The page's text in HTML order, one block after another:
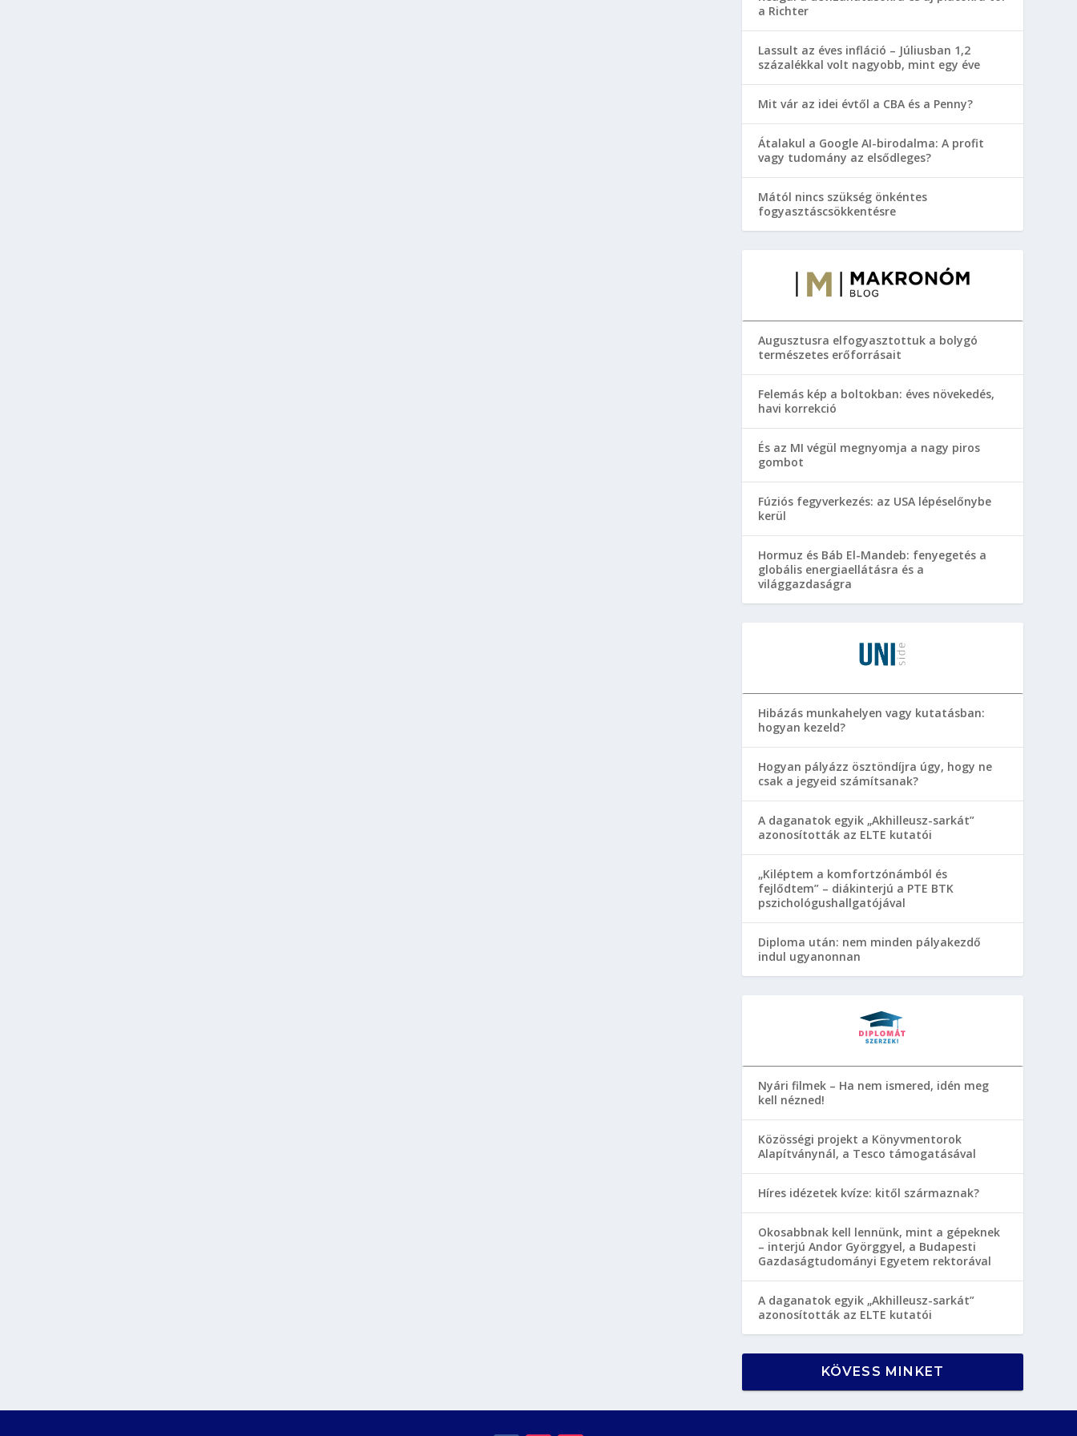
a Richter
Lassult az éves infláció – Júliusban 1,2
százalékkal volt nagyobb, mint egy éve
Mit vár az idei évtől a CBA és a Penny?
Átalakul a Google AI-birodalma: A profit
vagy tudomány az elsődleges?
Mától nincs szükség önkéntes
fogyasztáscsökkentésre
Augusztusra elfogyasztottuk a bolygó
természetes erőforrásait
Felemás kép a boltokban: éves növekedés,
havi korrekció
És az MI végül megnyomja a nagy piros
gombot
Fúziós fegyverkezés: az USA lépéselőnybe
kerül
Hormuz és Báb El-Mandeb: fenyegetés a
globális energiaellátásra és a
világgazdaságra
Hibázás munkahelyen vagy kutatásban:
hogyan kezeld?
Hogyan pályázz ösztöndíjra úgy, hogy ne
csak a jegyeid számítsanak?
A daganatok egyik „Akhilleusz-sarkát”
azonosították az ELTE kutatói
„Kiléptem a komfortzónámból és
fejlődtem” – diákinterjú a PTE BTK
pszichológushallgatójával
Diploma után: nem minden pályakezdő
indul ugyanonnan
Nyári filmek – Ha nem ismered, idén meg
kell nézned!
Közösségi projekt a Könyvmentorok
Alapítványnál, a Tesco támogatásával
Híres idézetek kvíze: kitől származnak?
Okosabbnak kell lennünk, mint a gépeknek
– interjú Andor Györggyel, a Budapesti
Gazdaságtudományi Egyetem rektorával
A daganatok egyik „Akhilleusz-sarkát”
azonosították az ELTE kutatói
KÖVESS MINKET